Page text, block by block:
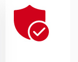
атмосфера
подъем,
будничной